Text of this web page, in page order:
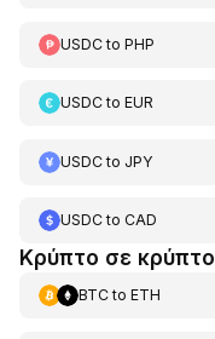
USDCto PHP
USDCto EUR
USDCto JPY
USDCto CAD
Κρύπτο σε κρύπτο
BTCto ETH